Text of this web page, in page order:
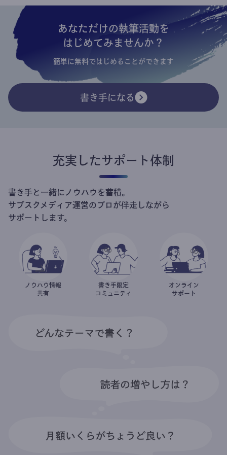
あなただけの執筆活動を
はじめてみませんか？
簡単に無料ではじめることができます
書き手になる
充実したサポート体制
書き手と一緒にノウハウを蓄積。
サブスクメディア運営のプロが伴走しながら
サポートします。
ノウハウ情報
共有
書き手限定
コミュニティ
オンライン
サポート